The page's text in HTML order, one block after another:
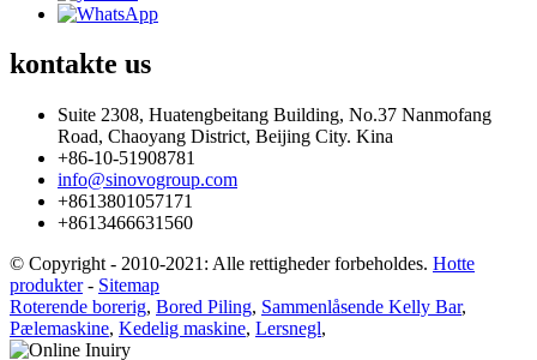
kontakte us
Suite 2308, Huatengbeitang Building, No.37 Nanmofang
Road, Chaoyang District, Beijing City. Kina
+86-10-51908781
info@sinovogroup.com
+8613801057171
+8613466631560
© Copyright - 2010-2021: Alle rettigheder forbeholdes. Hotte
produkter- Sitemap
Roterende borerig, Bored Piling, Sammenlåsende Kelly Bar,
Pælemaskine, Kedelig maskine, Lersnegl,